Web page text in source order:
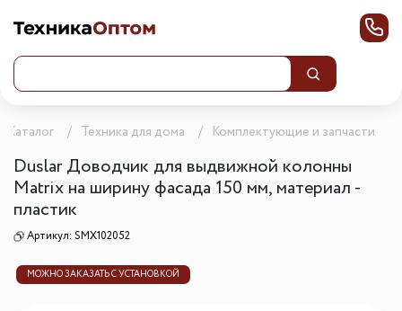
Каталог Техника для дома Комплектующие и запчасти
Duslar Доводчик для выдвижной колонны
Matrix на ширину фасада 150 мм, материал -
пластик
Артикул: SMX102052
МОЖНО ЗАКАЗАТЬ С УСТАНОВКОЙ